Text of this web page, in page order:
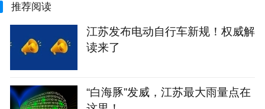
推荐阅读
江苏发布电动自行车新规！权威解
读来了
“白海豚”发威，江苏最大雨量点在